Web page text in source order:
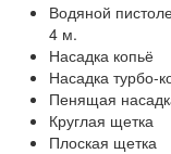
Водяной
4 м.
Насадка копьё
Насадка турбо-
Пенящая
Круглая щетка
Плоская щетка